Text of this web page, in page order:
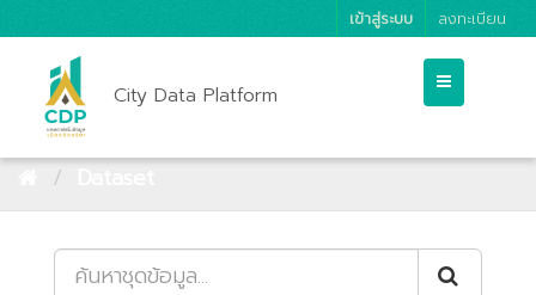
เข้าสู่ระบบ ลงทะเบียน
City Data Platform